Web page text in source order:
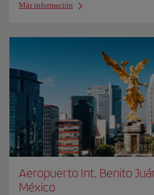
Más información
Aeropuerto Int. Benito
México